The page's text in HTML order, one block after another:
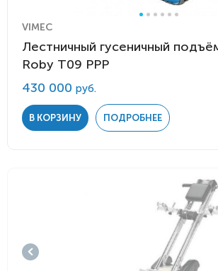
VIMEC
Лестничный гусеничный
Roby Т09 PPP
430 000 руб.
В КОРЗИНУ ПОДРОБНЕЕ